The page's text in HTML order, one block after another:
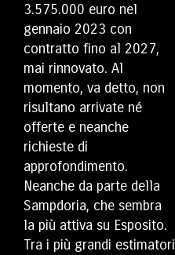
3.575.000 euro nel
gennaio 2023 con
contratto fino al 2027,
mai rinnovato. Al
momento, va detto, non
risultano arrivate né
offerte e neanche
richieste di
approfondimento.
Neanche da parte della
Sampdoria, che sembra
la più attiva su Esposito.
Tra i più grandi estimatori